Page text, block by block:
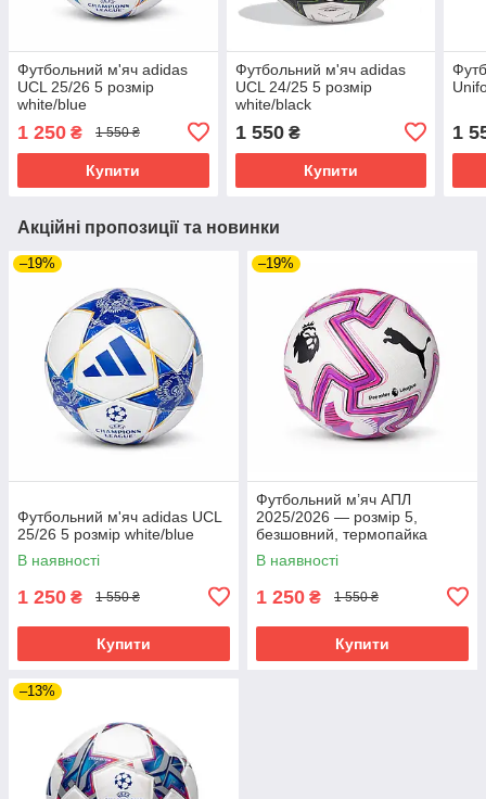
Футбольний м'яч adidas
UCL 25/26 5 розмір
white/blue
1 250 ₴ 1 550 ₴
Купити
Футбольний м'яч adidas
UCL 24/25 5 розмір
white/black
1 550₴
Купити
1
Акційні пропозиції та новинки
–19%
Футбольний м'яч adidas UCL
25/26 5 розмір white/blue
В наявності
1 250 ₴ 1 550 ₴
Купити
–19%
Футбольний м’яч АПЛ
2025/2026 — розмір 5,
безшовний, термопайка
В наявності
1 250 ₴ 1 550 ₴
Купити
–13%